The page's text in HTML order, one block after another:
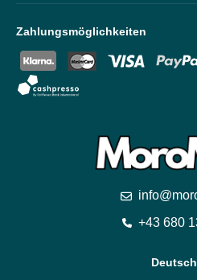
Zahlungsmöglichkeiten
+43 680
Deutsch